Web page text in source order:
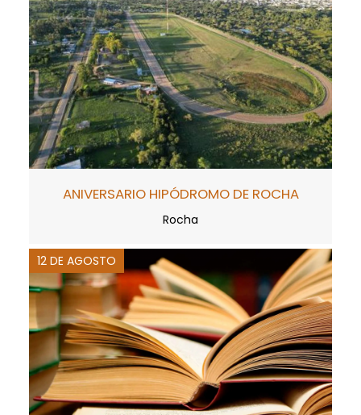
ANIVERSARIO HIPÓDROMO DE ROCHA
Rocha
12 DE AGOSTO